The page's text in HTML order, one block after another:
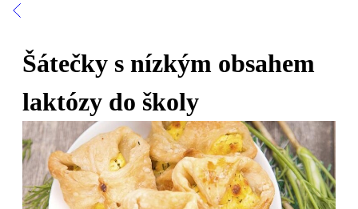
Šátečky s nízkým obsahem
laktózy do školy